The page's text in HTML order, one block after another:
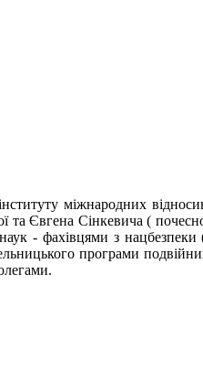
міжнародних
та Євгена Сінкевича (
наук - фахівцями з
програми